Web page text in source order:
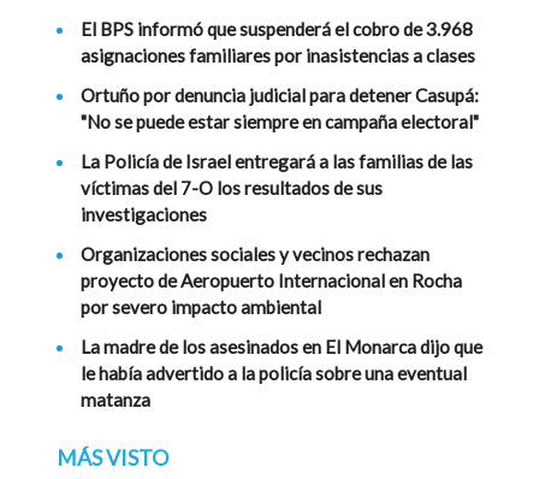
El BPS informó que suspenderá el cobro de 3.968
asignaciones familiares por inasistencias a clases
Ortuño por denuncia judicial para detener Casupá:
"No se puede estar siempre en campaña electoral"
La Policía de Israel entregará a las familias de las
víctimas del 7-O los resultados de sus
investigaciones
Organizaciones sociales y vecinos rechazan
proyecto de Aeropuerto Internacional en Rocha
por severo impacto ambiental
La madre de los asesinados en El Monarca dijo que
le había advertido a la policía sobre una eventual
matanza
MÁS VISTO